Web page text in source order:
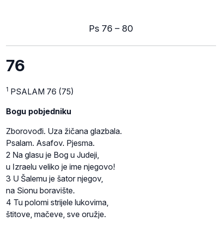
Ps 76 – 80
76
1 PSALAM 76 (75)
Bogu pobjedniku
Zborovođi. Uza žičana glazbala.
Psalam. Asafov. Pjesma.
2 Na glasu je Bog u Judeji,
u Izraelu veliko je ime njegovo!
3 U Šalemu je šator njegov,
na Sionu boravište.
4 Tu polomi strijele lukovima,
štitove, mačeve, sve oružje.